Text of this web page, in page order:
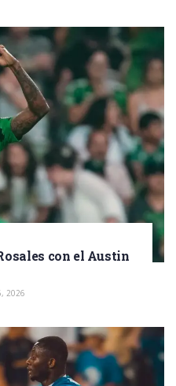
con el Austin
2026